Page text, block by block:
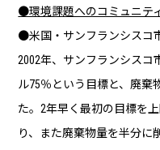
●環境課題へのコミュニテ
●米国・サンフランシスコ
2002年、サンフランシスコ
ル75％という目標と、廃棄
た。2年早く最初の目標を
り、また廃棄物量を半分に